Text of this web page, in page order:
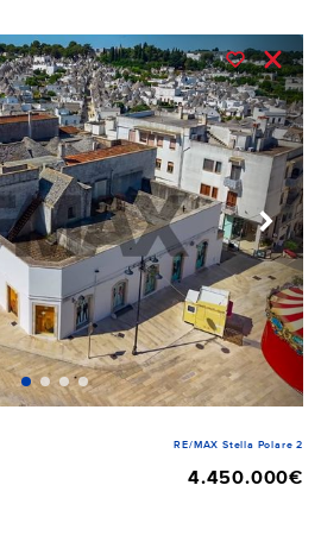
RE/MAX Stella Polare 2
4.450.000€